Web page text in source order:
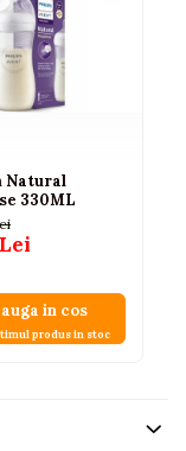
Natural
330ML
in cos
produs in stoc